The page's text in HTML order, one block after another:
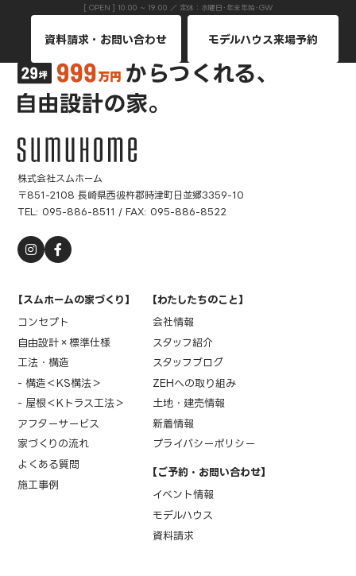
[ OPEN ] 10:00 ~ 19:00 ／ 定休：水曜日･年末年始･GW
資料請求・お問い合わせ モデルハウス来場予約
株式会社スムホーム
〒851-2108 長崎県西彼杵郡時津町日並郷3359-10
TEL: 095-886-8511 / FAX: 095-886-8522
【スムホームの家づくり】
コンセプト
自由設計×標準仕様
工法・構造
- 構造＜KS構法＞
- 屋根＜Kトラス工法＞
アフターサービス
家づくりの流れ
よくある質問
施工事例
【ご予約・お問い合わせ】
イベント情報
モデルハウス
資料請求
【わたしたちのこと】
会社情報
スタッフ紹介
スタッフブログ
ZEHへの取り組み
土地・建売情報
新着情報
プライバシーポリシー